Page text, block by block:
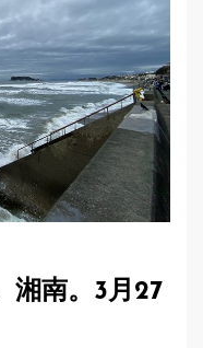
湘南。3月27